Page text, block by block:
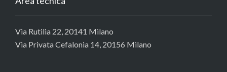
Via Rutilia 22, 20141 Milano
Via Privata Cefalonia 14, 20156 Milano